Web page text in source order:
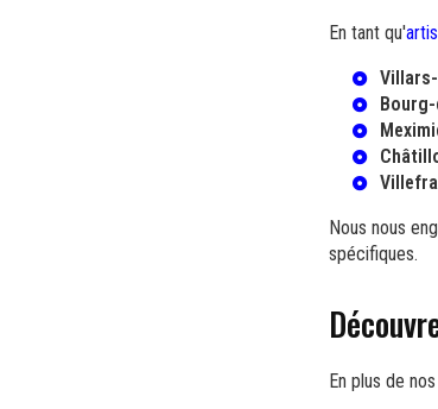
En tant qu'
Nous nous
spécifiques.
En plus de